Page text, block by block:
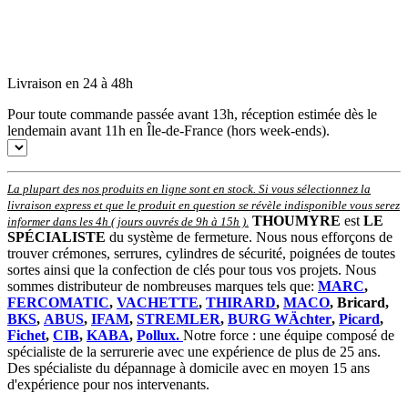
Livraison en 24 à 48h
Pour toute commande passée avant 13h, réception estimée dès le
lendemain avant 11h en Île-de-France (hors week-ends).
La plupart des nos produits en ligne sont en stock. Si vous sélectionnez la
livraison express et que le produit en question se révèle indisponible vous serez
informer dans les 4h ( jours ouvrés de 9h à 15h ) THOUMYRE est LE
SPÉCIALISTE du système de fermeture. Nous nous efforçons de
trouver crémones, serrures, cylindres de sécurité, poignées de toutes
sortes ainsi que la confection de clés pour tous vos projets. Nous
sommes distributeur de nombreuses marques tels que: MARC,
FERCOMATIC, VACHETTE, THIRARD, MACO, Bricard,
BKS, ABUS, IFAM, STREMLER, BURG WÄchter, Picard,
Fichet, CIB, KABA, Pollux. Notre force : une équipe composé de
spécialiste de la serrurerie avec une expérience de plus de 25 ans.
Des spécialiste du dépannage à domicile avec en moyen 15 ans
d'expérience pour nos intervenants.